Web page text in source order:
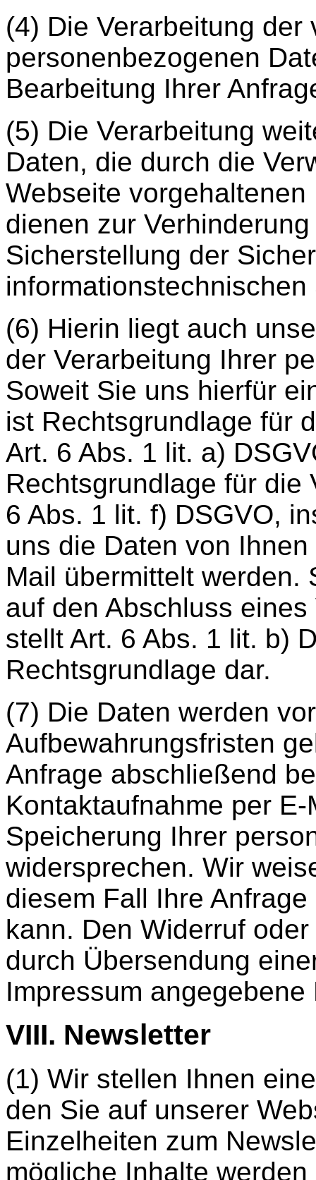
(4) Die Verarbeitung der
personenbezogenen
Bearbeitung Ihrer
(5) Die Verarbeitung
Daten, die durch die
Webseite
dienen zur
Sicherstellung der
informationstechnischen
(6) Hierin liegt auch
der Verarbeitung Ihrer
Soweit Sie uns hierfür
ist Rechtsgrundlage für
Art. 6 Abs. 1 lit. a)
Rechtsgrundlage für die
6 Abs. 1 lit. f) DSGVO,
uns die Daten von
Mail übermittelt werden.
auf den Abschluss
stellt Art. 6 Abs. 1 lit. b)
Rechtsgrundlage dar.
(7) Die Daten werden
Aufbewahrungsfristen
Anfrage abschließend
Kontaktaufnahme per
Speicherung Ihrer
widersprechen. Wir
diesem Fall Ihre
kann. Den Widerruf
durch Übersendung
Impressum
VIII. Newsletter
(1) Wir stellen Ihnen
den Sie auf unserer
Einzelheiten zum
mögliche Inhalte